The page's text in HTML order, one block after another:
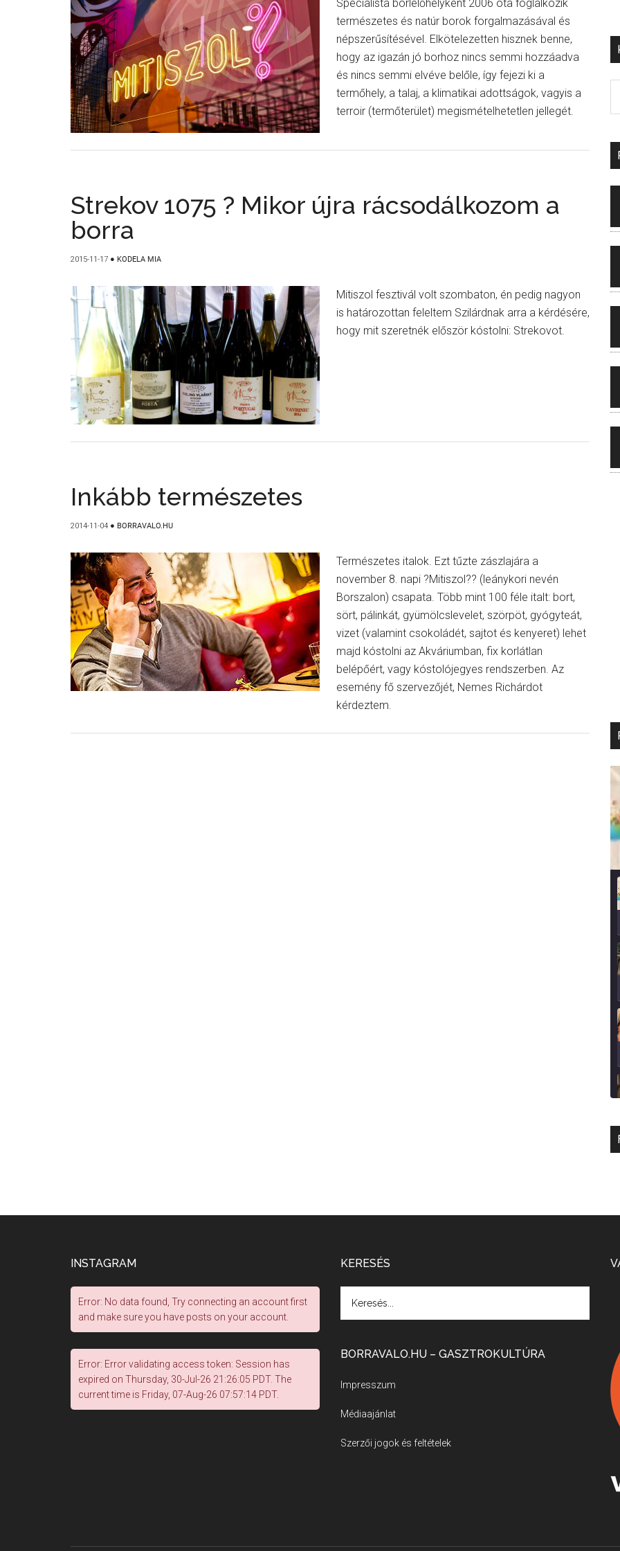
Specialista borlelőhelyként 2006 óta foglalkozik
természetes és natúr borok forgalmazásával és
népszerűsítésével. Elkötelezetten hisznek benne,
hogy az igazán jó borhoz nincs semmi hozzáadva
és nincs semmi elvéve belőle, így fejezi ki a
termőhely, a talaj, a klimatikai adottságok, vagyis a
terroir (termőterület) megismételhetetlen jellegét.
Strekov 1075 ? Mikor újra rácsodálkozom a
borra
2015-11-17 ● KODELA MIA
Mitiszol fesztivál volt szombaton, én pedig nagyon
is határozottan feleltem Szilárdnak arra a kérdésére,
hogy mit szeretnék először kóstolni: Strekovot.
Inkább természetes
2014-11-04 ● BORRAVALO.HU
Természetes italok. Ezt tűzte zászlajára a
november 8. napi ?Mitiszol?? (leánykori nevén
Borszalon) csapata. Több mint 100 féle italt: bort,
sört, pálinkát, gyümölcslevelet, szörpöt, gyógyteát,
vizet (valamint csokoládét, sajtot és kenyeret) lehet
majd kóstolni az Akváriumban, fix korlátlan
belépőért, vagy kóstolójegyes rendszerben. Az
esemény fő szervezőjét, Nemes Richárdot
kérdeztem.
INSTAGRAM
Error: No data found, Try connecting an account first
and make sure you have posts on your account.
Error: Error validating access token: Session has
expired on Thursday, 30-Jul-26 21:26:05 PDT. The
current time is Friday, 07-Aug-26 07:57:14 PDT.
KERESÉS
BORRAVALO.HU – GASZTROKULTÚRA
Impresszum
Médiaajánlat
Szerzői jogok és feltételek